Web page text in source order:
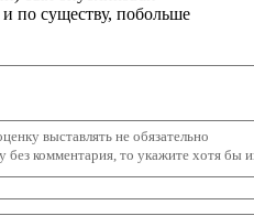
и по существу, побольше
выставлять не обязательно
без комментария, то укажите хотя бы